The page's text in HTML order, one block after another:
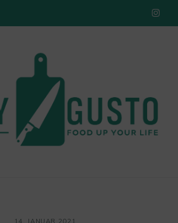
I
14. JANUAR 2021